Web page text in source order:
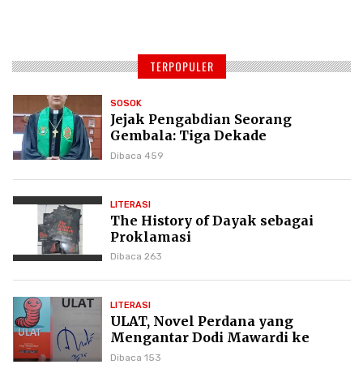
TERPOPULER
SOSOK
Jejak Pengabdian Seorang
Gembala: Tiga Dekade
Kepemimpinan Pdt. Dr. Yulius
Dibaca 459
LITERASI
The History of Dayak sebagai
Proklamasi
Dibaca 263
LITERASI
ULAT, Novel Perdana yang
Mengantar Dodi Mawardi ke
Puncak Karier Kepenulisan
Dibaca 153